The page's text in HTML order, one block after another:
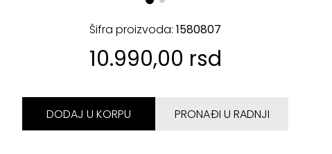
Šifra proizvoda: 1580807
10.990,00 rsd
DODAJ U KORPU PRONAĐI U RADNJI